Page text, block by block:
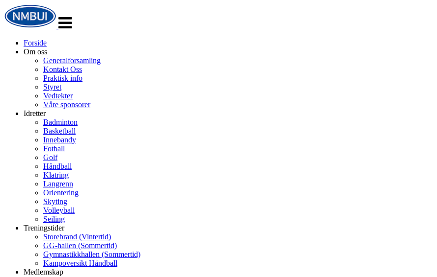
navigasjon
Forside
Om oss
Generalforsamling
Kontakt Oss
Praktisk info
Styret
Vedtekter
Våre sponsorer
Idretter
Badminton
Basketball
Innebandy
Fotball
Golf
Håndball
Klatring
Langrenn
Orientering
Skyting
Volleyball
Seiling
Treningstider
Storebrand (Vintertid)
GG-hallen (Sommertid)
Gymnastikkhallen (Sommertid)
Kampoversikt Håndball
Medlemskap